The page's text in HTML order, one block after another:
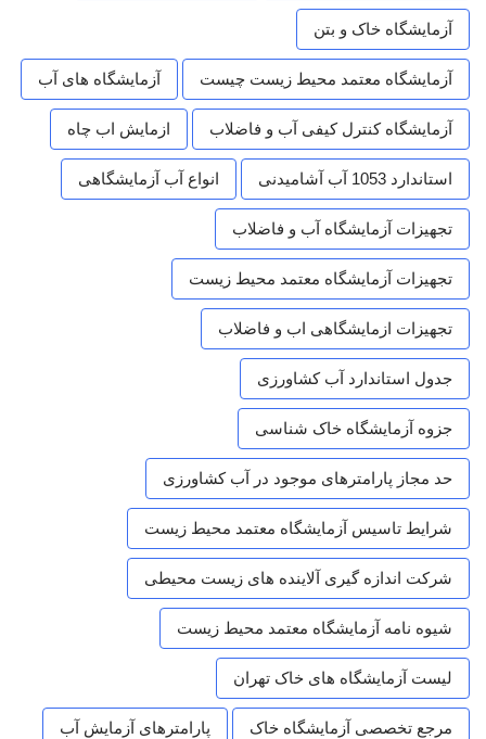
آزمایشگاه خاک و بتن
آزمایشگاه معتمد محیط زیست چیست آزمایشگاه های آب
آزمایشگاه کنترل کیفی آب و فاضلاب ازمایش اب چاه
استاندارد 1053 آب آشامیدنی انواع آب آزمایشگاهی
تجهیزات آزمایشگاه آب و فاضلاب
تجهیزات آزمایشگاه معتمد محیط زیست
تجهیزات ازمایشگاهی اب و فاضلاب
جدول استاندارد آب کشاورزی
جزوه آزمایشگاه خاک شناسی
حد مجاز پارامترهای موجود در آب کشاورزی
شرایط تاسیس آزمایشگاه معتمد محیط زیست
شرکت اندازه گیری آلاینده های زیست محیطی
شیوه نامه آزمایشگاه معتمد محیط زیست
لیست آزمایشگاه های خاک تهران
مرجع تخصصی آزمایشگاه خاک پارامترهای آزمایش آب